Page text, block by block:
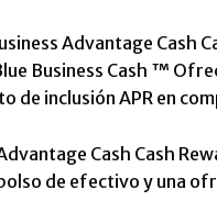
Advantage Cash
Business Cash ™
de inclusión APR en
Cash Cash
de efectivo y una